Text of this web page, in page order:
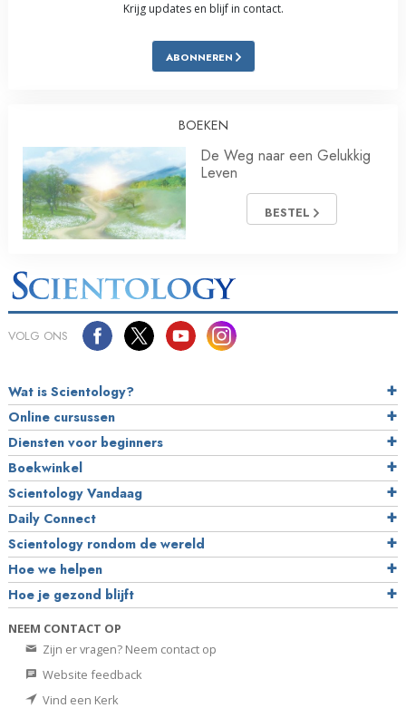
Krijg updates en blijf in contact.
ABONNEREN
BOEKEN
De Weg naar een Gelukkig
Leven
BESTEL
VOLG ONS
Wat is Scientology?
Online cursussen
Diensten voor beginners
Boekwinkel
Scientology Vandaag
Daily Connect
Scientology rondom de wereld
Hoe we helpen
Hoe je gezond blijft
NEEM CONTACT OP
Zijn er vragen? Neem contact op
Website feedback
Vind een Kerk